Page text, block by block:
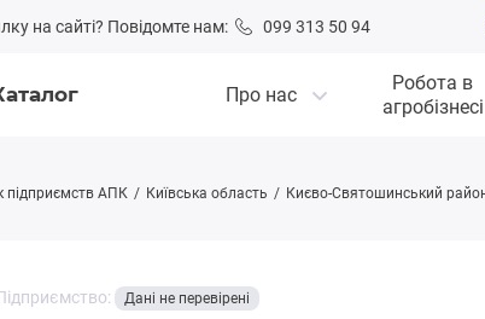
на сайті? Повідомте нам: 099 313 50 94
Про нас
Робота в
агробізнесі
підприємств АПК Київська область Києво-Святошинський
Дані не перевірені